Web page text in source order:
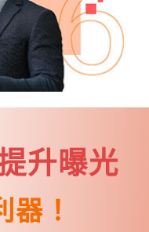
升曝光
器！